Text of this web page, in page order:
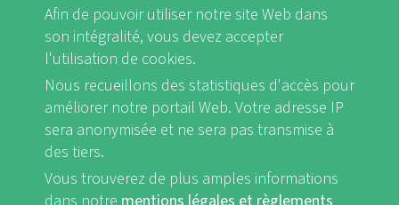
FB Youtube Instagram
Afin de pouvoir utiliser notre site Web dans
son intégralité, vous devez accepter
l'utilisation de cookies.
Nous recueillons des statistiques d'accès pour
améliorer notre portail Web. Votre adresse IP
sera anonymisée et ne sera pas transmise à
des tiers.
Vous trouverez de plus amples informations